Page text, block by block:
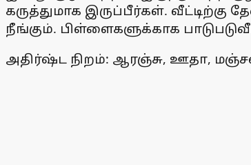
கருத்துமாக இருப்பீர்கள்.
நீங்கும். பிள்ளைகளுக்காக
அதிர்ஷ்ட நிறம்: ஆரஞ்சு, ஊதா,